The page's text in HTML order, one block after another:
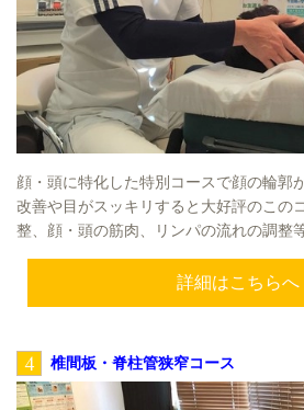
顔・頭に特化した特別コースで顔の輪郭
改善や目がスッキリすると大好評のこの
整、顔・頭の筋肉、リンパの流れの調整
詳細はこちらへ
4 椎間板・脊柱管狭窄コース